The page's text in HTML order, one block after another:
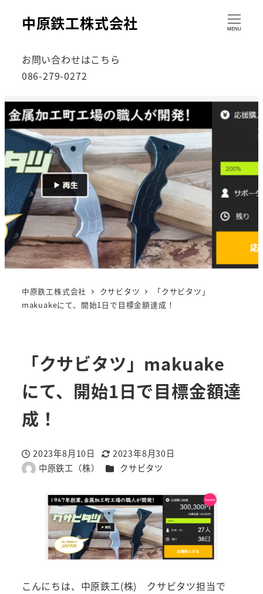
中原鉄工株式会社 MENU
お問い合わせはこちら
086-279-0272
中原鉄工株式会社 クサビタツ
「クサビタツ」
makuakeにて、開始1日で目標金額達成！
「クサビタツ」makuake
にて、開始1日で目標金額達
成！
投稿日
2023年8月10日
更新日
2023年8月30日
著
中原鉄工（株） カテゴリー
クサビタツ
こんにちは、中原鉄工(株) クサビタツ担当で